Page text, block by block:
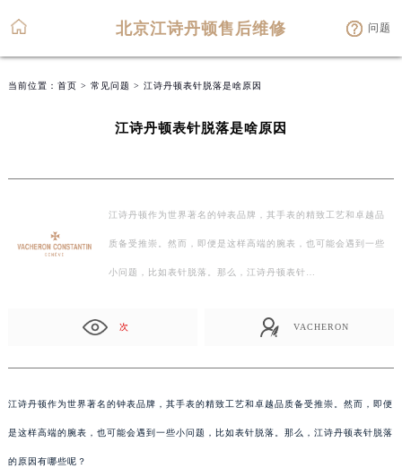
北京江诗丹顿售后维修 问题
当前位置： 首页 > 常见问题 > 江诗丹顿表针脱落是啥原因
江诗丹顿表针脱落是啥原因
江诗丹顿作为世界著名的钟表品牌，其手表的精致工艺和卓越品
质备受推崇。然而，即便是这样高端的腕表，也可能会遇到一些
小问题，比如表针脱落。那么，江诗丹顿表针…
次 VACHERON
江诗丹顿作为世界著名的钟表品牌，其手表的精致工艺和卓越品质备受推崇。然而，即便
是这样高端的腕表，也可能会遇到一些小问题，比如表针脱落。那么，江诗丹顿表针脱落
的原因有哪些呢？